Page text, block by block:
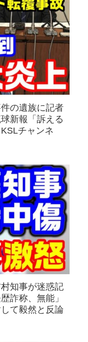
の遺族に記者
新報「訴える
チャンネ
知事が迷惑記
詐称、無能」
て毅然と反論